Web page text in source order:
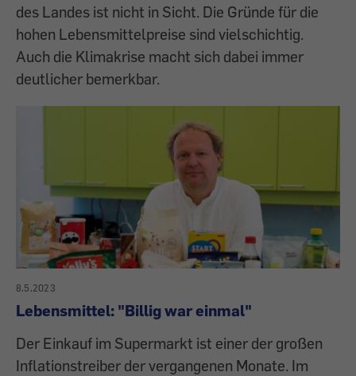
des Landes ist nicht in Sicht. Die Gründe für die
hohen Lebensmittelpreise sind vielschichtig.
Auch die Klimakrise macht sich dabei immer
deutlicher bemerkbar.
8.5.2023
Lebensmittel: "Billig war einmal"
Der Einkauf im Supermarkt ist einer der großen
Inflationstreiber der vergangenen Monate. Im